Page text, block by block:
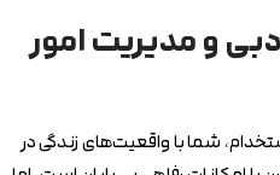
و مدیریت امور
شما با واقعیت‌های زندگی در